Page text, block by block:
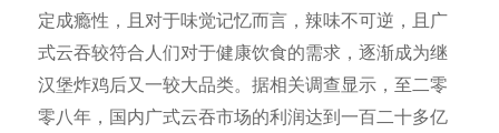
定成瘾性，且对于味觉记忆而言，辣味不可逆，且广
式云吞较符合人们对于健康饮食的需求，逐渐成为继
汉堡炸鸡后又一较大品类。据相关调查显示，至二零
零八年，国内广式云吞市场的利润达到一百二十多亿